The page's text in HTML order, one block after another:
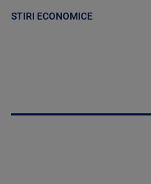
STIRI ECONOMICE